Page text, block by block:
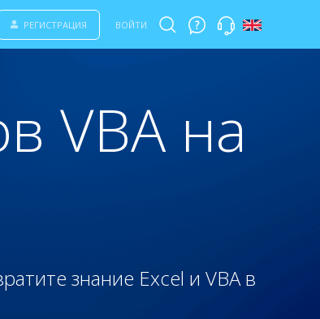
РЕГИСТРАЦИЯ ВОЙТИ
VBA на
знание Excel и VBA в